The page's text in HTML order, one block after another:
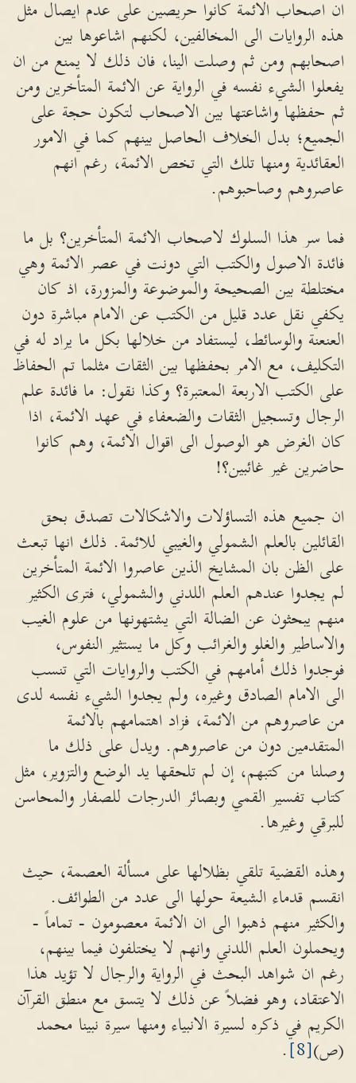
ان اصحاب الائمة كانوا حريصين على عدم ايصال مثل
هذه الروايات الى المخالفين، لكنهم اشاعوها بين
اصحابهم ومن ثم وصلت الينا، فان ذلك لا يمنع من ان
يفعلوا الشيء نفسه في الرواية عن الائمة المتأخرين ومن
ثم حفظها واشاعتها بين الاصحاب لتكون حجة على
الجميع؛ بدل الخلاف الحاصل بينهم كما في الامور
العقائدية ومنها تلك التي تخص الائمة، رغم انهم
عاصروهم وصاحبوهم.
فما سر هذا السلوك لاصحاب الائمة المتأخرين؟ بل ما
فائدة الاصول والكتب التي دونت في عصر الائمة وهي
مختلطة بين الصحيحة والموضوعة والمزورة، اذ كان
يكفي نقل عدد قليل من الكتب عن الامام مباشرة دون
العنعنة والوسائط، ليستفاد من خلالها بكل ما يراد له في
التكليف، مع الامر بحفظها بين الثقات مثلما تم الحفاظ
على الكتب الاربعة المعتبرة؟ وكذا نقول: ما فائدة علم
الرجال وتسجيل الثقات والضعفاء في عهد الائمة، اذا
كان الغرض هو الوصول الى اقوال الائمة، وهم كانوا
حاضرين غير غائبين؟!
ان جميع هذه التساؤلات والاشكالات تصدق بحق
القائلين بالعلم الشمولي والغيبي للائمة. ذلك انها تبعث
على الظن بان المشايخ الذين عاصروا الائمة المتأخرين
لم يجدوا عندهم العلم اللدني والشمولي، فترى الكثير
منهم يبحثون عن الضالة التي يشتهونها من علوم الغيب
والاساطير والغلو والغرائب وكل ما يستثير النفوس،
فوجدوا ذلك أمامهم في الكتب والروايات التي تنسب
الى الامام الصادق وغيره، ولم يجدوا الشيء نفسه لدى
من عاصروهم من الائمة، فزاد اهتمامهم بالائمة
المتقدمين دون من عاصروهم. ويدل على ذلك ما
وصلنا من كتبهم، إن لم تلحقها يد الوضع والتزوير، مثل
كتاب تفسير القمي وبصائر الدرجات للصفار والمحاسن
للبرقي وغيرها.
وهذه القضية تلقي بظلالها على مسألة العصمة، حيث
انقسم قدماء الشيعة حولها الى عدد من الطوائف.
والكثير منهم ذهبوا الى ان الائمة معصومون - تماماً -
ويحملون العلم اللدني وانهم لا يختلفون فيما بينهم،
رغم ان شواهد البحث في الرواية والرجال لا تؤيد هذا
الاعتقاد، وهو فضلاً عن ذلك لا يتسق مع منطق القرآن
الكريم في ذكره لسيرة الانبياء ومنها سيرة نبينا محمد
(ص)[8]
.